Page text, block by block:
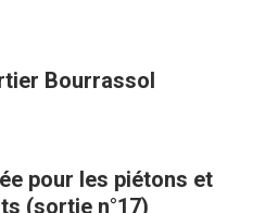
Bourrassol
pour les piétons et
(sortie n°17)